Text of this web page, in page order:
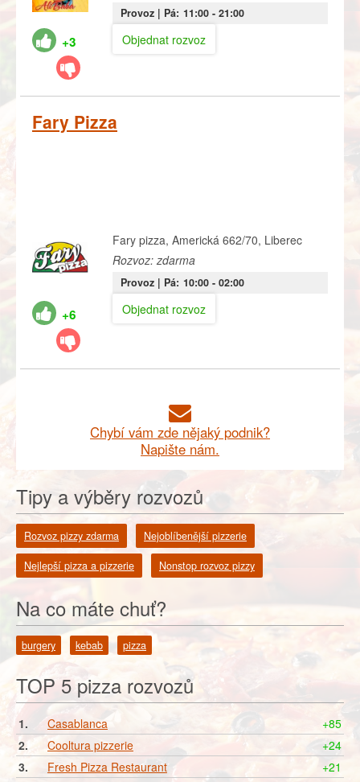
+3
Provoz | Pá: 11:00- 21:00
Objednat rozvoz
Fary Pizza
+6
Fary pizza, Americká 662/70, Liberec
Rozvoz: zdarma
Provoz | Pá: 10:00- 02:00
Objednat rozvoz
Chybí vám zde nějaký podnik?
Napište nám.
Tipy a výběry rozvozů
Rozvoz pizzy zdarma Nejoblíbenější pizzerie
Nejlepší pizza a pizzerie Nonstop rozvoz pizzy
Na co máte chuť?
burgery kebab pizza
TOP 5 pizza rozvozů
1. Casablanca
+85
2.
Cooltura pizzerie
+24
3.
Fresh Pizza Restaurant
+21